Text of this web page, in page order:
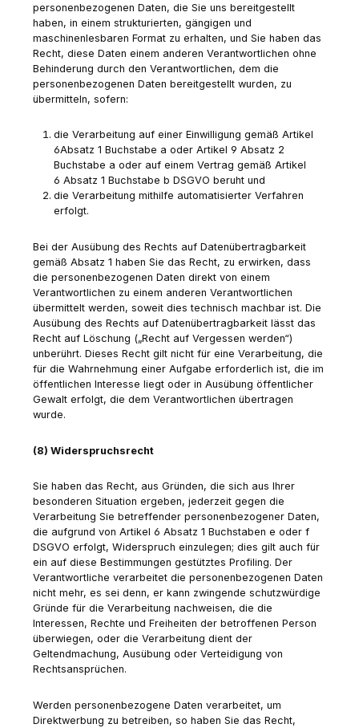
personenbezogenen Daten, die Sie uns bereitgestellt
haben, in einem strukturierten, gängigen und
maschinenlesbaren Format zu erhalten, und Sie haben das
Recht, diese Daten einem anderen Verantwortlichen ohne
Behinderung durch den Verantwortlichen, dem die
personenbezogenen Daten bereitgestellt wurden, zu
übermitteln, sofern:
die Verarbeitung auf einer Einwilligung gemäß Artikel
6Absatz 1 Buchstabe a oder Artikel 9 Absatz 2
Buchstabe a oder auf einem Vertrag gemäß Artikel
6 Absatz 1 Buchstabe b DSGVO beruht und
die Verarbeitung mithilfe automatisierter Verfahren
erfolgt.
Bei der Ausübung des Rechts auf Datenübertragbarkeit
gemäß Absatz 1 haben Sie das Recht, zu erwirken, dass
die personenbezogenen Daten direkt von einem
Verantwortlichen zu einem anderen Verantwortlichen
übermittelt werden, soweit dies technisch machbar ist. Die
Ausübung des Rechts auf Datenübertragbarkeit lässt das
Recht auf Löschung („Recht auf Vergessen werden“)
unberührt. Dieses Recht gilt nicht für eine Verarbeitung, die
für die Wahrnehmung einer Aufgabe erforderlich ist, die im
öffentlichen Interesse liegt oder in Ausübung öffentlicher
Gewalt erfolgt, die dem Verantwortlichen übertragen
wurde.
(8) Widerspruchsrecht
Sie haben das Recht, aus Gründen, die sich aus Ihrer
besonderen Situation ergeben, jederzeit gegen die
Verarbeitung Sie betreffender personenbezogener Daten,
die aufgrund von Artikel 6 Absatz 1 Buchstaben e oder f
DSGVO erfolgt, Widerspruch einzulegen; dies gilt auch für
ein auf diese Bestimmungen gestütztes Profiling. Der
Verantwortliche verarbeitet die personenbezogenen Daten
nicht mehr, es sei denn, er kann zwingende schutzwürdige
Gründe für die Verarbeitung nachweisen, die die
Interessen, Rechte und Freiheiten der betroffenen Person
überwiegen, oder die Verarbeitung dient der
Geltendmachung, Ausübung oder Verteidigung von
Rechtsansprüchen.
Werden personenbezogene Daten verarbeitet, um
Direktwerbung zu betreiben, so haben Sie das Recht,